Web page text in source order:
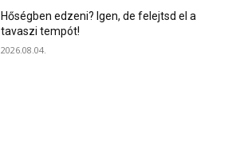
Hőségben edzeni? Igen, de felejtsd el a
tavaszi tempót!
2026.08.04.